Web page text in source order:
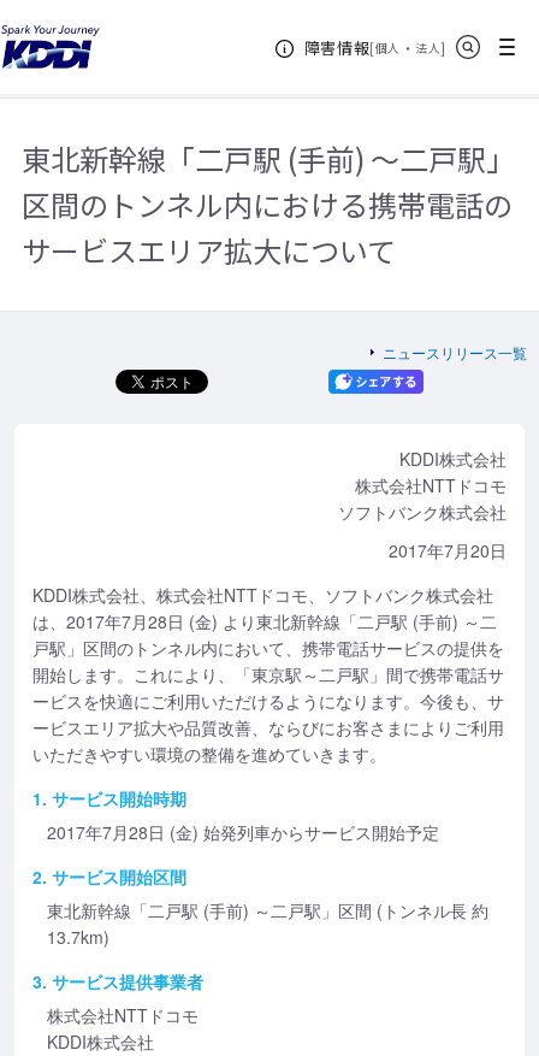
障害情報[個人 ・ 法人新規ウィンドウ
]
メニュー
KDDIホーム
新幹線「二戸駅 (手前) ～二戸駅」区間のトンネル内における携帯電話のサービ
スエリア拡大について
東北新幹線「二戸駅 (手前) ～二戸駅」
区間のトンネル内における携帯電話の
サービスエリア拡大について
ニュースリリース一覧
KDDI株式会社
株式会社NTTドコモ
ソフトバンク株式会社
2017年7月20日
KDDI株式会社、株式会社NTTドコモ、ソフトバンク株式会社
は、2017年7月28日 (金) より東北新幹線「二戸駅 (手前) ～二
戸駅」区間のトンネル内において、携帯電話サービスの提供を
開始します。これにより、「東京駅～二戸駅」間で携帯電話サ
ービスを快適にご利用いただけるようになります。今後も、サ
ービスエリア拡大や品質改善、ならびにお客さまによりご利用
いただきやすい環境の整備を進めていきます。
1. サービス開始時期
2017年7月28日 (金) 始発列車からサービス開始予定
2. サービス開始区間
東北新幹線「二戸駅 (手前) ～二戸駅」区間 (トンネル長 約
13.7km)
3. サービス提供事業者
株式会社NTTドコモ
KDDI株式会社